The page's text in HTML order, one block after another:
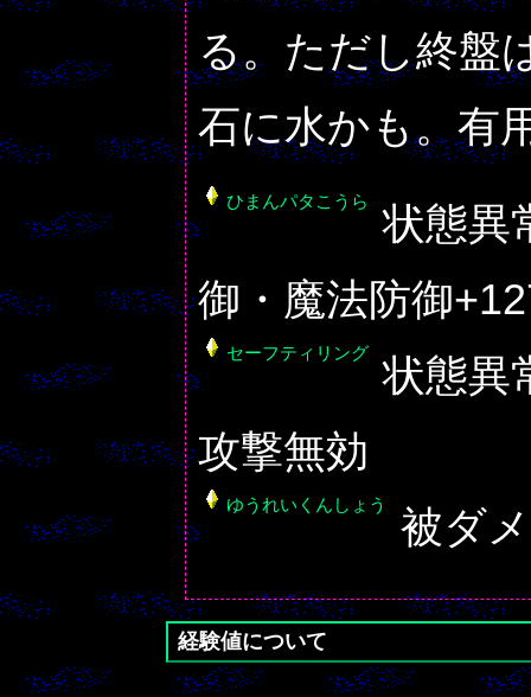
る。ただし終盤
石に水かも。有
ひまんパタこうら
状態異
御・魔法防御
セーフティリング
状態異
攻撃無効
ゆうれいくんしょう 被ダ
経験値について